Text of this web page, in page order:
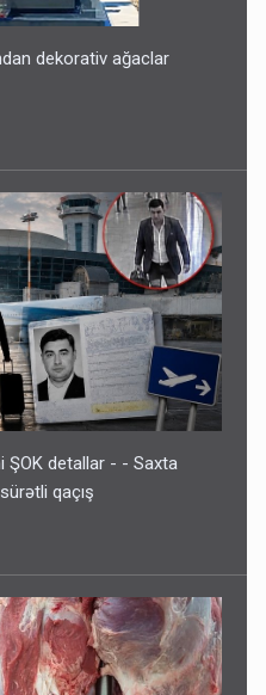
dekorativ ağaclar
ŞOK detallar - - Saxta
qaçış